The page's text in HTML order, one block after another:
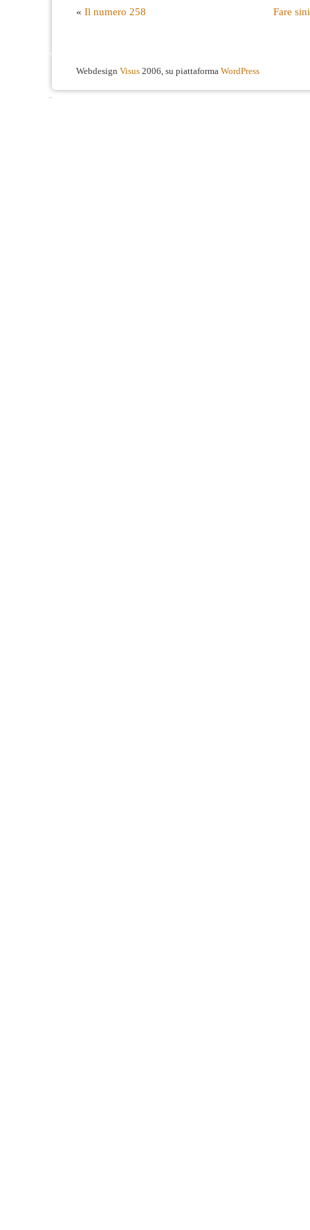
« Il numero 258 Fare
Webdesign Visus 2006, su piattaforma WordPress